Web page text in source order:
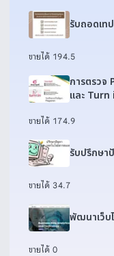
รับถอดเท
ขายได้ 194.5
การตรวจ
และ
ขายได้ 174.9
รับปรึกษ
ขายได้ 34.7
พัฒนาเว็บ
ขายได้ 0